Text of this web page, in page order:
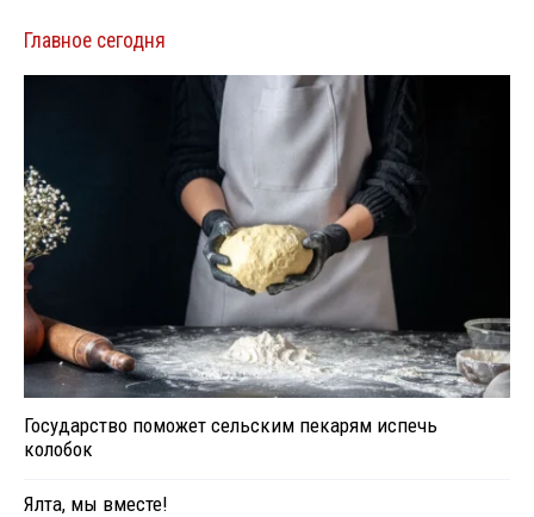
Главное сегодня
Государство поможет сельским пекарям испечь
колобок
Ялта, мы вместе!